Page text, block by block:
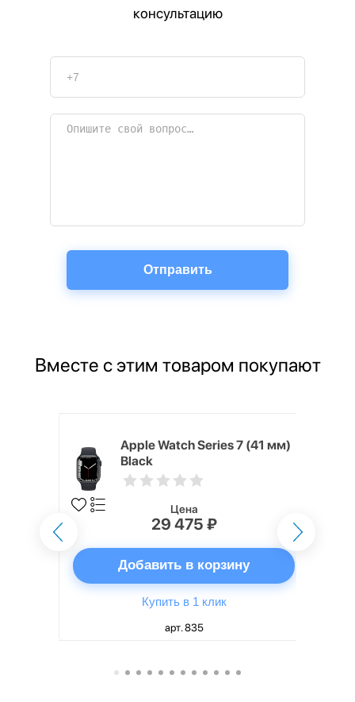
консультацию
Вместе с этим товаром покупают
Apple Watch Series 7 (41 мм)
Black
Цена
29 475 ₽
Добавить в корзину
Купить в 1 клик
арт. 835